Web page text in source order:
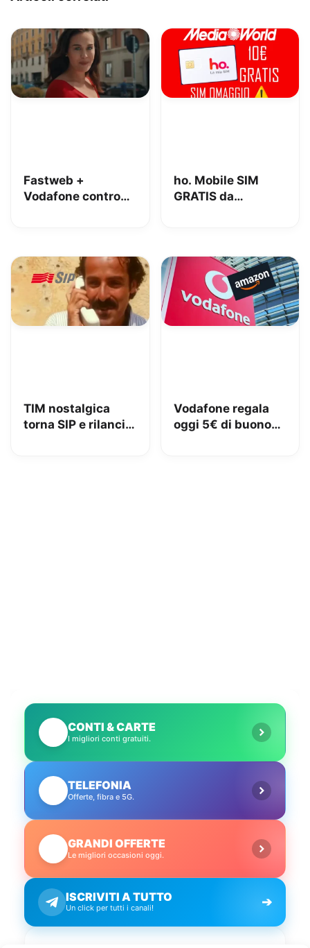
Fastweb +
Vodafone contro
ho. Mobile SIM
GRATIS da
TIM nostalgica
torna SIP e rilancia
Vodafone regala
oggi 5€ di buono
CONTI & CARTE
I migliori conti gratuiti.
TELEFONIA
Offerte, fibra e 5G.
GRANDI OFFERTE
Le migliori occasioni oggi.
ISCRIVITI A TUTTO
Un click per tutti i canali! ➔